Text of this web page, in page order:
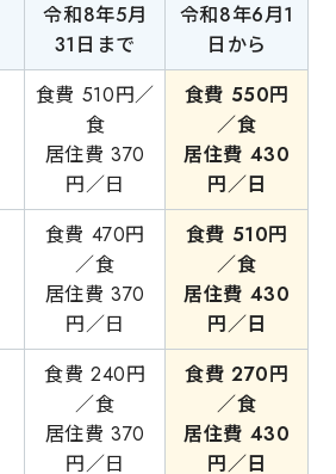
令和8年5月
31日まで
令和8年6月1
日から
食費 510円／
食
居住費 370
円／日
食費 550円
／食
居住費 430
円／日
食費 470円
／食
居住費 370
円／日
食費 510円
／食
居住費 430
円／日
食費 240円
／食
居住費 370
円／日
食費 270円
／食
居住費 430
円／日